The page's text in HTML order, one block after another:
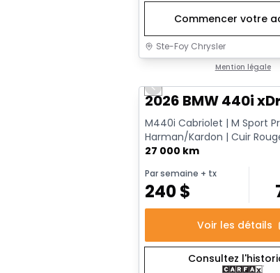
Commencer votre
Ste-Foy Chrysler
Mention légale
Très bonne offre
Previous slide
2026 BMW 440i
M440i Cabriolet | M Sport
Harman/Kardon | Cuir
AWD | Démarreur à dis...
27 000 km
Par semaine + tx
240$
Voir les détails
Consultez